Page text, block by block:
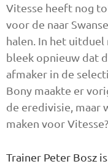
Vitesse heeft nog
voor de naar
halen. In het uitduel
bleek opnieuw dat
afmaker in de
Bony maakte er
de eredivi­sie, maar
maken voor Vitesse?
Trainer Peter Bosz